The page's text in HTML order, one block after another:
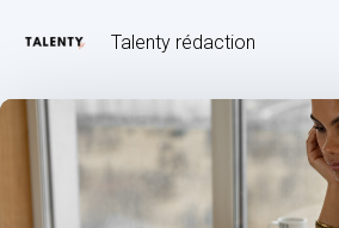
Talenty rédaction